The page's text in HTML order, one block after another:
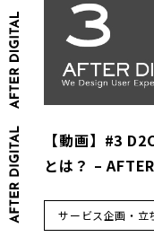
【動画】#3
とは？ –
サービス企画・立